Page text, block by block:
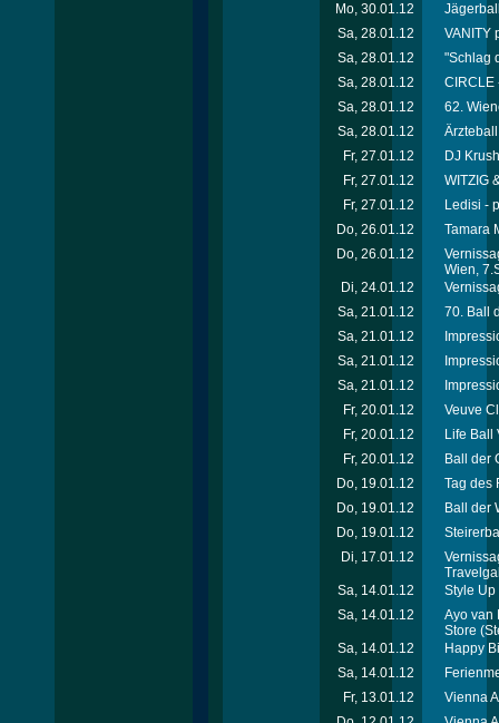
Mo, 30.01.12
Sa, 28.01.12
VANITY
Sa, 28.01.12
"Schlag
Sa, 28.01.12
CIRCLE
Sa, 28.01.12
62.
Sa, 28.01.12
Fr, 27.01.12
DJ
Fr, 27.01.12
WITZIG
Fr, 27.01.12
Ledisi -
Do, 26.01.12
Tamara
Do, 26.01.12
Wien,
Di, 24.01.12
Sa, 21.01.12
70. Ball
Sa, 21.01.12
Sa, 21.01.12
Sa, 21.01.12
Fr, 20.01.12
Veuve
Fr, 20.01.12
Life Ball
Fr, 20.01.12
Ball der
Do, 19.01.12
Tag des
Do, 19.01.12
Ball der
Do, 19.01.12
Di, 17.01.12
Sa, 14.01.12
Style Up
Sa, 14.01.12
Ayo van
Store
Sa, 14.01.12
Happy
Sa, 14.01.12
Fr, 13.01.12
Vienna